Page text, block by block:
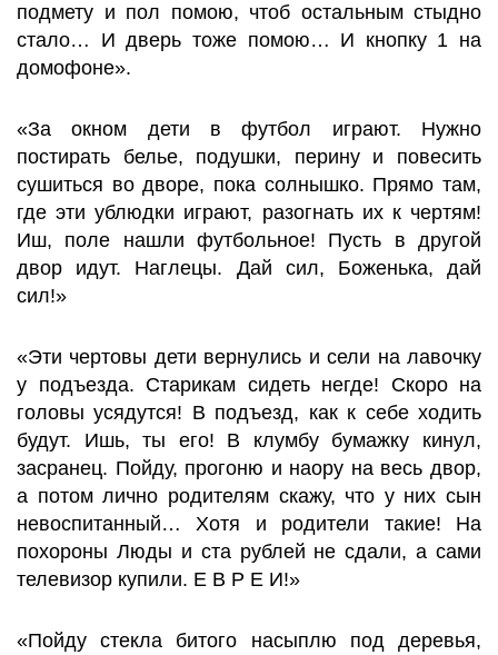
подмету и пол помою, чтоб остальным стыдно
стало… И дверь тоже помою… И кнопку 1 на
домофоне».
«За окном дети в футбол играют. Нужно
постирать белье, подушки, перину и повесить
сушиться во дворе, пока солнышко. Прямо там,
где эти ублюдки играют, разогнать их к чертям!
Иш, поле нашли футбольное! Пусть в другой
двор идут. Наглецы. Дай сил, Боженька, дай
сил!»
«Эти чертовы дети вернулись и сели на лавочку
у подъезда. Старикам сидеть негде! Скоро на
головы усядутся! В подъезд, как к себе ходить
будут. Ишь, ты его! В клумбу бумажку кинул,
засранец. Пойду, прогоню и наору на весь двор,
а потом лично родителям скажу, что у них сын
невоспитанный… Хотя и родители такие! На
похороны Люды и ста рублей не сдали, а сами
телевизор купили. Е В Р Е И!»
«Пойду стекла битого насыплю под деревья,